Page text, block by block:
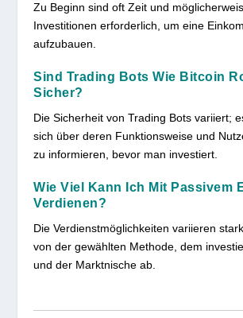
Zu Beginn sind oft Zeit und
Investitionen erforderlich, um eine
aufzubauen.
Sind Trading Bots Wie Bitcoin
Sicher?
Die Sicherheit von Trading Bots variiert;
sich über deren Funktionsweise und
zu informieren, bevor man investiert.
Wie Viel Kann Ich Mit Passivem
Verdienen?
Die Verdienstmöglichkeiten variieren
von der gewählten Methode, dem
und der Marktnische ab.